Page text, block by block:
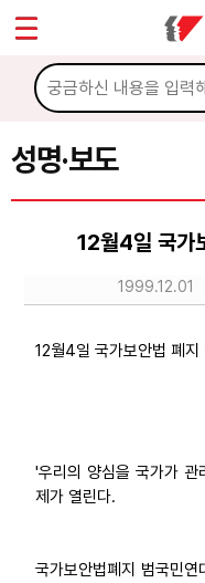
성명·보도
12월4일 국가
1999.12.01
12월4일 국가보안법 폐지
'우리의 양심을 국가가
제가 열린다.
국가보안법폐지 범국민
마이페이지
소개
소식
공지사항
성명·보도
노동상담
부설기관